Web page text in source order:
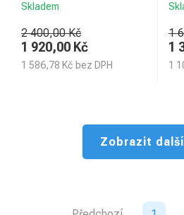
Skladem
2 400,00 Kč
1 920,00 Kč
1 586,78 Kč bez DPH
1
1
1
Zobrazit